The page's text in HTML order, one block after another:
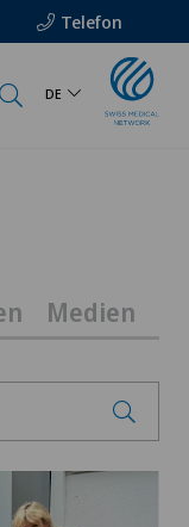
Telefon
DE
Medien